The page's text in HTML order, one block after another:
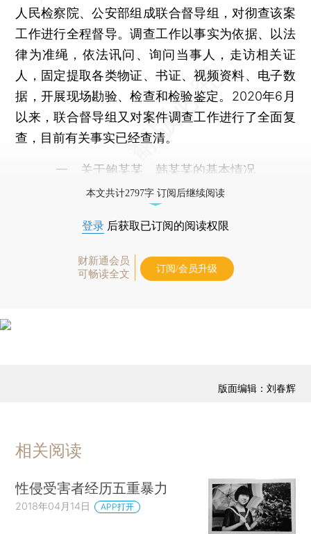
人民检察院、公安部组成联合督导组，对彻查该案
工作进行全程督导。调查工作以事实为依据、以法
律为准绳，依法讯问、询问当事人，走访相关证
人，固定提取各类物证、书证、视频资料、电子数
据，开展现场勘验、检查和检验鉴定。2020年6月
以来，联合督导组又对案件调查工作进行了全面复
查，目前有关事实已经查清。
一、关于鲍某某、韩某某的基本情况
本文共计2797字 订阅后继续阅读
登录 后获取已订阅的阅读权限
财新通会员
可畅读全文
订阅/会员升级
版面编辑：刘春辉
相关阅读
性侵受害者经历五重暴力
2018年04月14日 APP打开